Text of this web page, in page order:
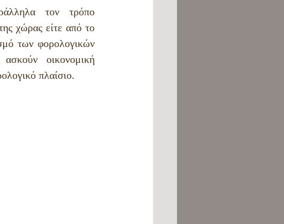
τον τρόπο
χώρας είτε από το
των φορολογικών
οικονομική
πλαίσιο.